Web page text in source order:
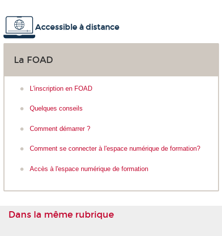
Accessible à distance
La FOAD
L'inscription en FOAD
Quelques conseils
Comment démarrer ?
Comment se connecter à l'espace numérique de formation?
Accès à l'espace numérique de formation
Dans la même rubrique